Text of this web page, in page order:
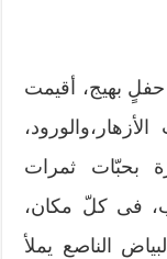
حفلٍ بهيج، أقيمت
بحبّات ثمرات
فى كلّ مكان،
الناصع يملأ